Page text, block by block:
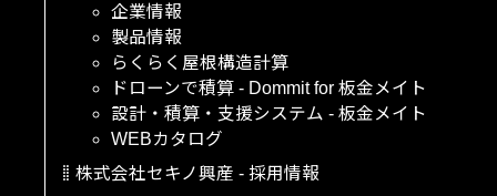
企業情報
製品情報
らくらく屋根構造計算
ドローンで積算 - Dommit for 板金メイト
設計・積算・支援システム - 板金メイト
WEBカタログ
株式会社セキノ興産 - 採用情報